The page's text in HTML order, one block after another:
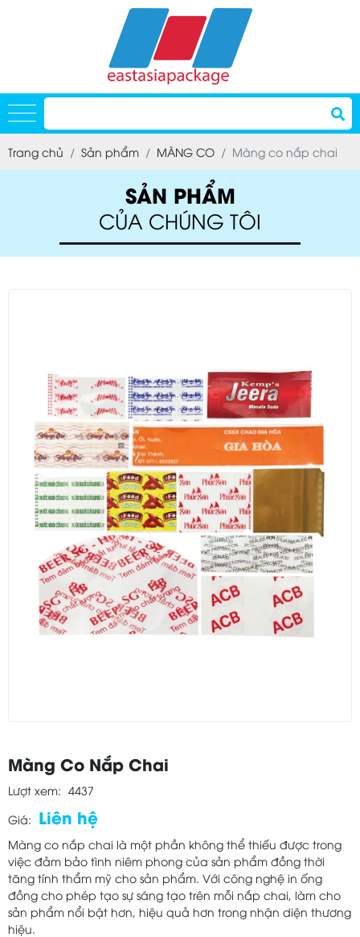
Trang chủ Sản phẩm MÀNG CO Màng co nắp chai
SẢN PHẨM
CỦA CHÚNG TÔI
Màng Co Nắp Chai
Lượt xem: 4437
Giá: Liên hệ
Màng co nắp chai là một phần không thể thiếu được trong
việc đảm bảo tình niêm phong của sản phẩm đồng thời
tăng tính thẩm mỹ cho sản phẩm. Với công nghệ in ống
đồng cho phép tạo sự sáng tạo trên mỗi nắp chai, làm cho
sản phẩm nổi bật hơn, hiệu quả hơn trong nhận diện thương
hiệu.